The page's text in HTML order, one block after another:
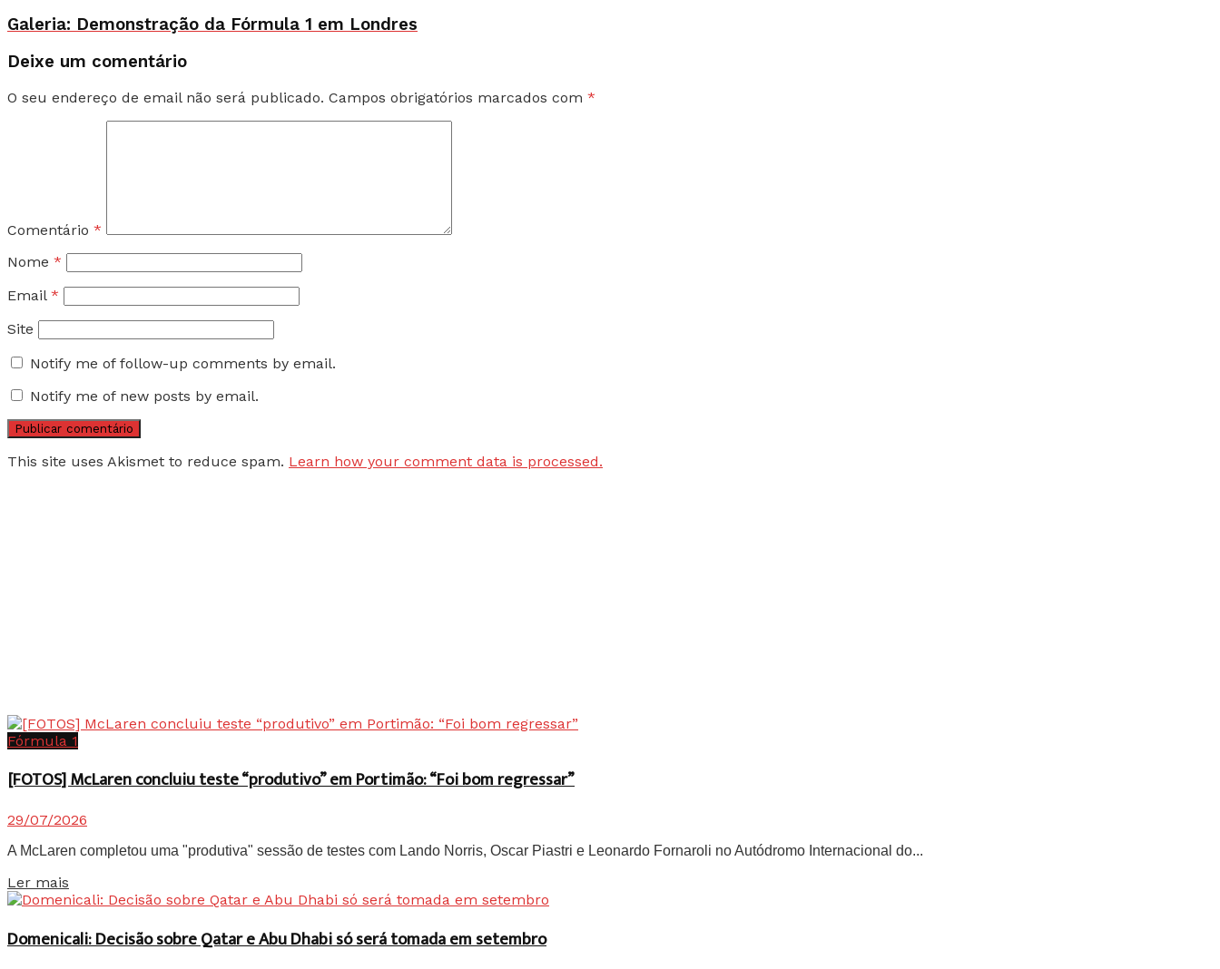
Galeria: Demonstração da Fórmula 1 em Londres
Deixe um comentário
O seu endereço de email não será publicado. Campos obrigatórios marcados com *
Comentário *
Nome *
Email *
Site
Notify me of follow-up comments by email.
Notify me of new posts by email.
This site uses Akismet to reduce spam. Learn how your comment data is processed.
Fórmula 1
[FOTOS] McLaren concluiu teste “produtivo” em Portimão: “Foi bom regressar”
29/07/2026
A McLaren completou uma "produtiva" sessão de testes com Lando Norris, Oscar Piastri e Leonardo Fornaroli no Autódromo Internacional do...
Ler mais
Domenicali: Decisão sobre Qatar e Abu Dhabi só será tomada em setembro